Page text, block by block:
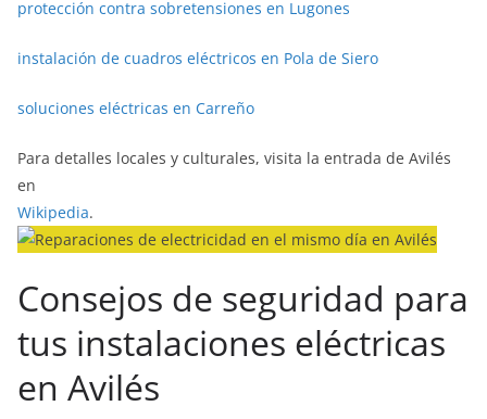
protección contra sobretensiones en Lugones
instalación de cuadros eléctricos en Pola de Siero
soluciones eléctricas en Carreño
Para detalles locales y culturales, visita la entrada de Avilés
en
Wikipedia.
Consejos de seguridad para
tus instalaciones eléctricas
en Avilés